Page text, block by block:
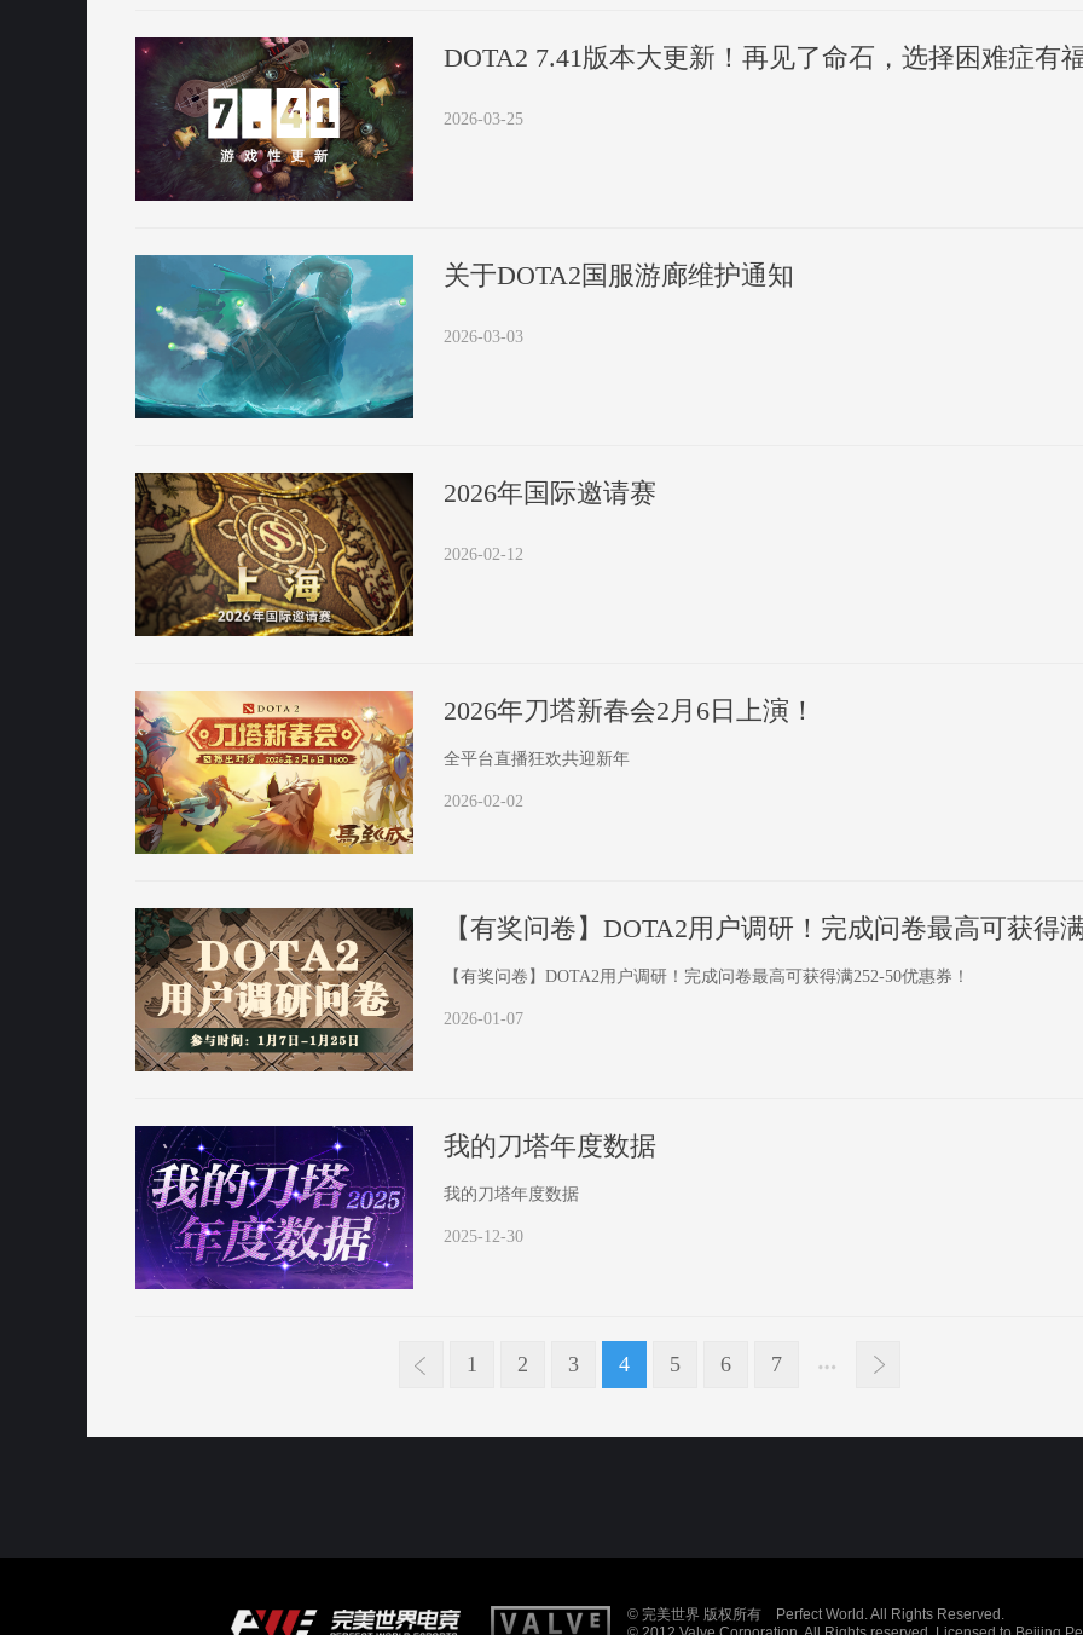
DOTA2 7.41版本大更新！再见了命石，选择困难症有
2026-03-25
关于DOTA2国服游廊维护通知
2026-03-03
2026年国际邀请赛
2026-02-12
2026年刀塔新春会2月6日上演！
全平台直播狂欢共迎新年
2026-02-02
【有奖问卷】DOTA2用户调研！完成问卷最高可获得满252-50优惠券！
2026-01-07
我的刀塔年度数据
我的刀塔年度数据
2025-12-30
1 2 3 4 5 6 7
© 完美世界 版权所有 Perfect World. All Rights Reserved.